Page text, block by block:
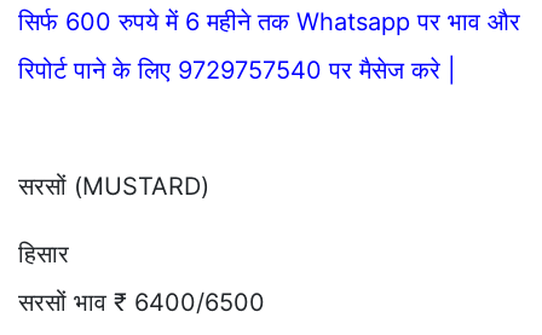
सिर्फ 600 रुपये में 6 महीने तक Whatsapp पर भाव और
रिपोर्ट पाने के लिए 9729757540 पर मैसेज करे |
सरसों (MUSTARD)
हिसार
सरसों भाव ₹ 6400/6500